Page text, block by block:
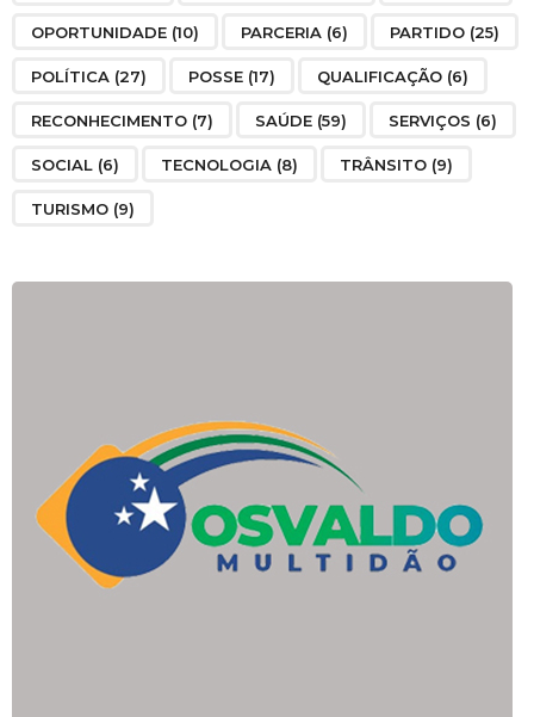
OPORTUNIDADE (10) PARCERIA (6) PARTIDO (25)
POLÍTICA (27) POSSE (17) QUALIFICAÇÃO (6)
RECONHECIMENTO (7) SAÚDE (59) SERVIÇOS (6)
SOCIAL (6) TECNOLOGIA (8) TRÂNSITO (9)
TURISMO (9)